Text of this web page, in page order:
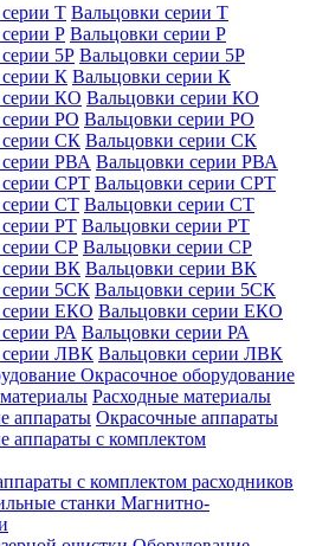
Вальцовки серии Т
Вальцовки серии Р
Вальцовки серии 5Р
Вальцовки серии К
Вальцовки серии КО
Вальцовки серии РО
Вальцовки серии СК
Вальцовки серии РВА
Вальцовки серии СРТ
Вальцовки серии СТ
Вальцовки серии РТ
Вальцовки серии СР
Вальцовки серии ВК
Вальцовки серии 5СК
Вальцовки серии ЕКО
Вальцовки серии РА
Вальцовки серии ЛВК
Окрасочное оборудование
Расходные материалы
Окрасочные аппараты
с комплектом расходников
Магнитно-